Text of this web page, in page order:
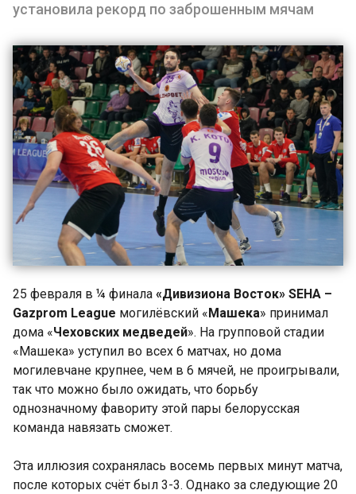
установила рекорд по заброшенным мячам
25 февраля в ¼ финала «Дивизиона Восток» SEHA –
Gazprom League могилёвский « Машека» принимал
дома «Чеховских медведей». На групповой стадии
«Машека» уступил во всех 6 матчах, но дома
могилевчане крупнее, чем в 6 мячей, не проигрывали,
так что можно было ожидать, что борьбу
однозначному фавориту этой пары белорусская
команда навязать сможет.
Эта иллюзия сохранялась восемь первых минут матча,
после которых счёт был 3-3. Однако за следующие 20